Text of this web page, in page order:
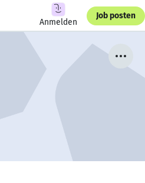
Anmelden
Job posten